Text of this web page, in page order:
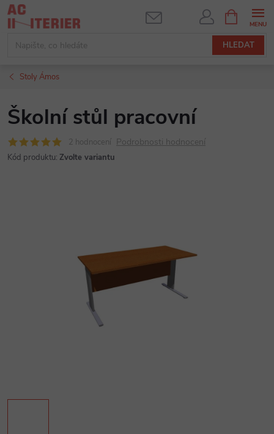
Přejít
na
HLEDAT
NÁKUPNÍ
KOŠÍK
Stoly Ámos
Školní stůl pracovní
2 hodnocení Podrobnosti hodnocení
Kód produktu: Zvolte variantu